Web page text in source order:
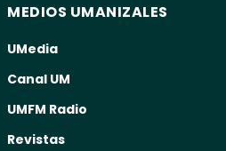
MEDIOS UMANIZALES
UMedia
Canal UM
UMFM Radio
Revistas